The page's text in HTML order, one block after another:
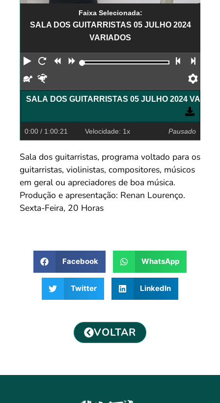
Faixa Selecionada:
SALA DOS GUITARRISTAS 05 JULHO 2024
VARIADOS
Reproduzir
Reiniciar
Retroceder
Avançar Faixa
Devagar
SALA DOS GUITARRISTAS 05 JULHO
0:00 / 1:00:21 Velocidade: 1x Pausado
Sala dos guitarristas, programa voltado para os
guitarristas, violinistas, compositores, músicos
em geral ou apreciadores de boa música.
Produção e apresentação: Renan Lourenço.
Sexta-Feira, 20 Horas
Facebook WhatsApp
Twitter LinkedIn
VOLTAR